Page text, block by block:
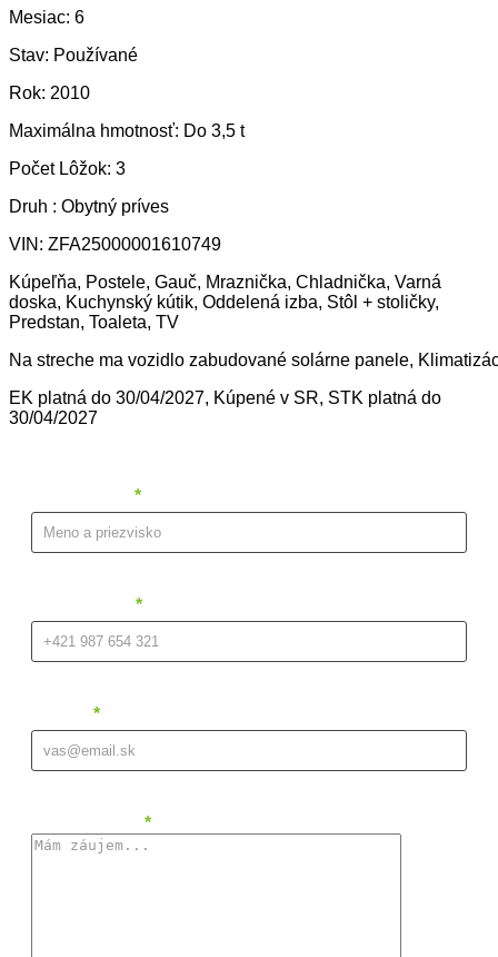
Mesiac: 6
Stav: Používané
Rok: 2010
Maximálna hmotnosť: Do 3,5 t
Počet Lôžok: 3
Druh : Obytný príves
VIN: ZFA25000001610749
Kúpeľňa, Postele, Gauč, Mraznička, Chladnička, Varná
doska, Kuchynský kútik, Oddelená izba, Stôl + stoličky,
Predstan, Toaleta, TV
Na streche ma vozidlo zabudované solárne panele,
EK platná do 30/04/2027, Kúpené v SR, STK platná do
30/04/2027
*
*
*
*